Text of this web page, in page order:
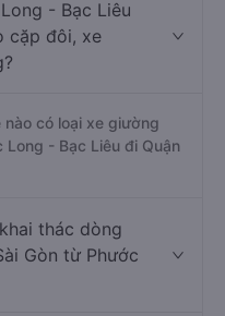
- Bạc Liêu
cặp đôi, xe
nào có loại xe giường
- Bạc Liêu đi Quận
thác dòng
Gòn từ Phước